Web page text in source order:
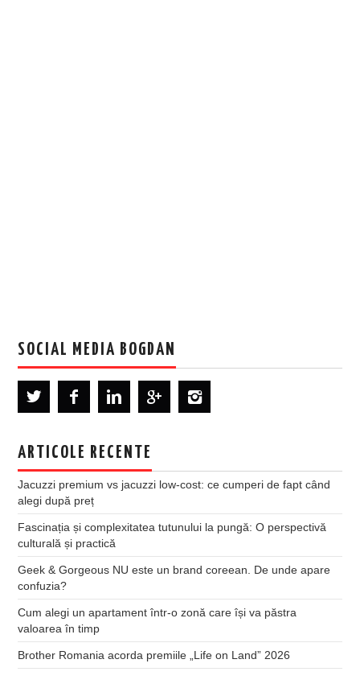
SOCIAL MEDIA BOGDAN
ARTICOLE RECENTE
Jacuzzi premium vs jacuzzi low-cost: ce cumperi de fapt când
alegi după preț
Fascinația și complexitatea tutunului la pungă: O perspectivă
culturală și practică
Geek & Gorgeous NU este un brand coreean. De unde apare
confuzia?
Cum alegi un apartament într-o zonă care își va păstra
valoarea în timp
Brother Romania acorda premiile „Life on Land” 2026